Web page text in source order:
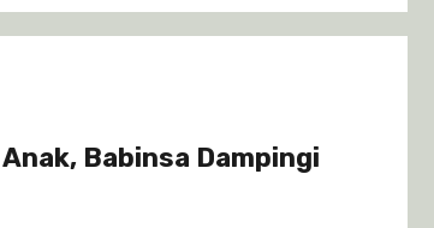
Babinsa Dampingi